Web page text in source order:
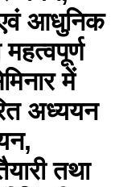
आधुनिक
में
अध्ययन
तथा